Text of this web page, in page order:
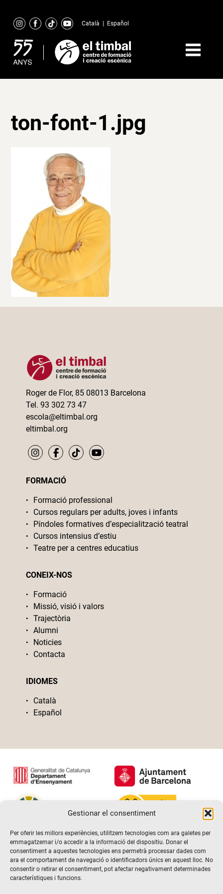
Gestionar el consentiment
Per oferir les millors experiències, utilitzem tecnologies com ara galetes per
emmagatzemar i/o accedir a la informació del dispositiu. Donar el
consentiment a aquestes tecnologies ens permetrà processar dades com
ara el comportament de navegació o identificadors únics en aquest lloc. No
consentir o retirar el consentiment, pot afectar negativament determinades
característiques i funcions.
content
Català Español
ton-font-1.jpg
Roger de Flor, 85 08013 Barcelona
Tel. 93 302 73 47
escola@eltimbal.org
eltimbal.org
FORMACIÓ
Formació professional
Cursos regulars per adults, joves i infants
Píndoles formatives d’especialització teatral
Cursos intensius d’estiu
Teatre per a centres educatius
CONEIX-NOS
Formació
Missió, visió i valors
Trajectòria
Alumni
Noticies
Contacta
IDIOMES
Català
Español